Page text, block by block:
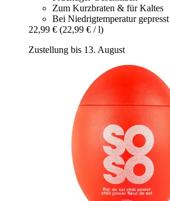
Zum Kurzbraten & für Kaltes
Bei Niedrigtemperatur gepresst
22,99 € (22,99 € / l)
Zustellung bis 13. August